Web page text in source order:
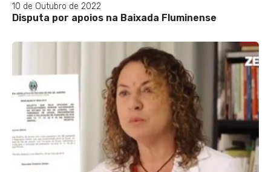
10 de Outubro de 2022
Disputa por apoios na Baixada Fluminense